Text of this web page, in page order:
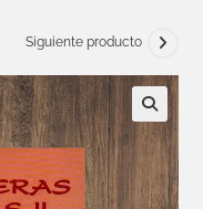
Siguiente producto